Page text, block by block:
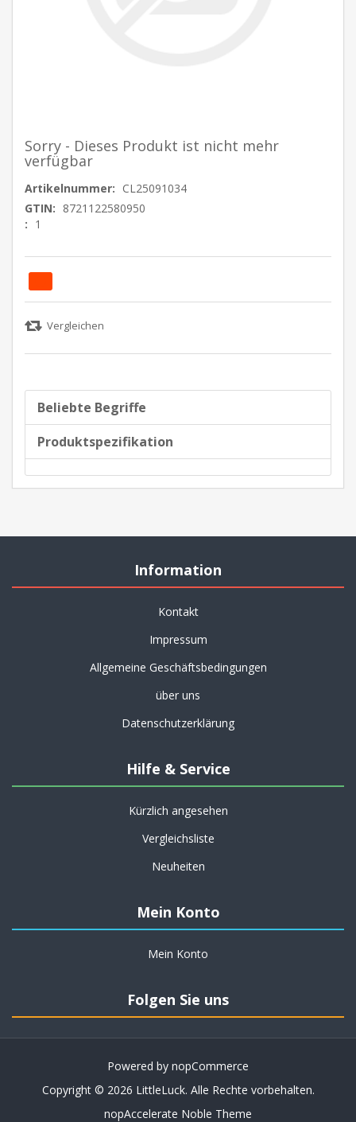
Sorry - Dieses Produkt ist nicht mehr
verfügbar
Artikelnummer: CL25091034
GTIN: 8721122580950
: 1
Beliebte Begriffe
Produktspezifikation
Information
Kontakt
Impressum
Allgemeine Geschäftsbedingungen
über uns
Datenschutzerklärung
Hilfe & Service
Kürzlich angesehen
Vergleichsliste
Neuheiten
Mein Konto
Mein Konto
Folgen Sie uns
Powered by nopCommerce
Copyright © 2026 LittleLuck. Alle Rechte vorbehalten.
nopAccelerate Noble Theme